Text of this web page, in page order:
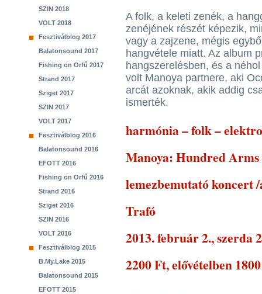
SZIN 2018
VOLT 2018
Fesztiválblog 2017
Balatonsound 2017
Fishing on Orfű 2017
Strand 2017
Sziget 2017
SZIN 2017
VOLT 2017
Fesztiválblog 2016
Balatonsound 2016
EFOTT 2016
Fishing on Orfű 2016
Strand 2016
Sziget 2016
SZIN 2016
VOLT 2016
Fesztiválblog 2015
B.My.Lake 2015
Balatonsound 2015
EFOTT 2015
A folk, a keleti zenék, a
zenéjének részét képezik,
vagy a zajzene, mégis
hangvétele miatt. Az album
hangszerelésben, és a
volt Manoya partnere, aki
arcát azoknak, akik addig
ismerték.
harmónia – folk –
Manoya: Hundred Arms
lemezbemutató koncert
Trafó
2013. február 2., szerda
2200 Ft, elővételben